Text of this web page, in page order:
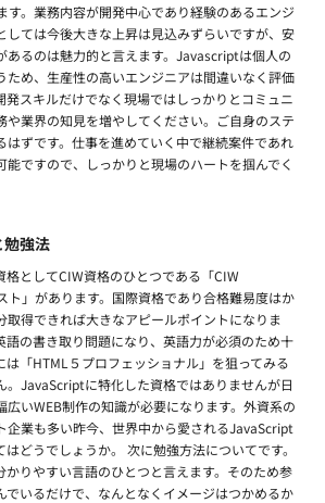
す。業務内容が開発中心であり経験のあるエンジ
しては今後大きな上昇は見込みずらいですが、安
あるのは魅力的と言えます。Javascriptは個人の
ため、生産性の高いエンジニアは間違いなく評価
発スキルだけでなく現場ではしっかりとコミュニ
や業界の知見を増やしてください。ご自身のステ
はずです。仕事を進めていく中で継続案件であれ
能ですので、しっかりと現場のハートを掴んでく
強法
としてCIW資格のひとつである「CIW
ト」があります。国際資格であり合格難易度はか
取得できれば大きなアピールポイントになりま
語の書き取り問題になり、英語力が必須のため十
は「HTML５プロフェッショナル」を狙ってみる
。JavaScriptに特化した資格ではありませんが日
広いWEB制作の知識が必要になります。外資系の
企業も多い昨今、世界中から愛されるJavaScript
どうでしょうか。 次に勉強方法についてです。
りやすい言語のひとつと言えます。そのため参
でいるだけで、なんとなくイメージはつかめるか